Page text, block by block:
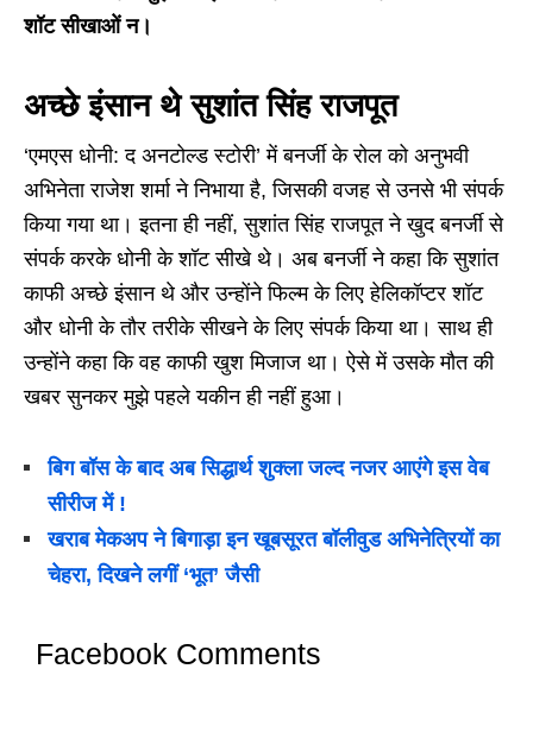
शॉट सीखाओं न।
अच्छे इंसान थे सुशांत सिंह राजपूत
‘एमएस धोनी: द अनटोल्ड स्टोरी’ में बनर्जी के रोल को अनुभवी
अभिनेता राजेश शर्मा ने निभाया है, जिसकी वजह से उनसे भी संपर्क
किया गया था। इतना ही नहीं, सुशांत सिंह राजपूत ने खुद बनर्जी से
संपर्क करके धोनी के शॉट सीखे थे। अब बनर्जी ने कहा कि सुशांत
काफी अच्छे इंसान थे और उन्होंने फिल्म के लिए हेलिकॉप्टर शॉट
और धोनी के तौर तरीके सीखने के लिए संपर्क किया था। साथ ही
उन्होंने कहा कि वह काफी खुश मिजाज था। ऐसे में उसके मौत की
खबर सुनकर मुझे पहले यकीन ही नहीं हुआ।
बिग बॉस के बाद अब सिद्धार्थ शुक्ला जल्द नजर आएंगे इस वेब
सीरीज में !
खराब मेकअप ने बिगाड़ा इन खूबसूरत बॉलीवुड अभिनेत्रियों का
चेहरा, दिखने लगीं ‘भूत’ जैसी
Facebook Comments